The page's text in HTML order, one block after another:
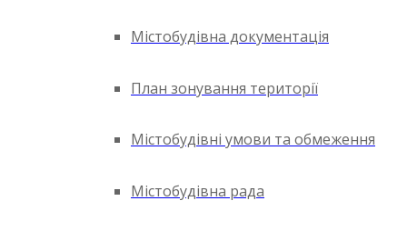
Містобудівна документація
План зонування території
Містобудівні умови та обмеження
Містобудівна рада